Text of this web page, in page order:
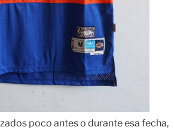
poco antes o durante esa fecha,